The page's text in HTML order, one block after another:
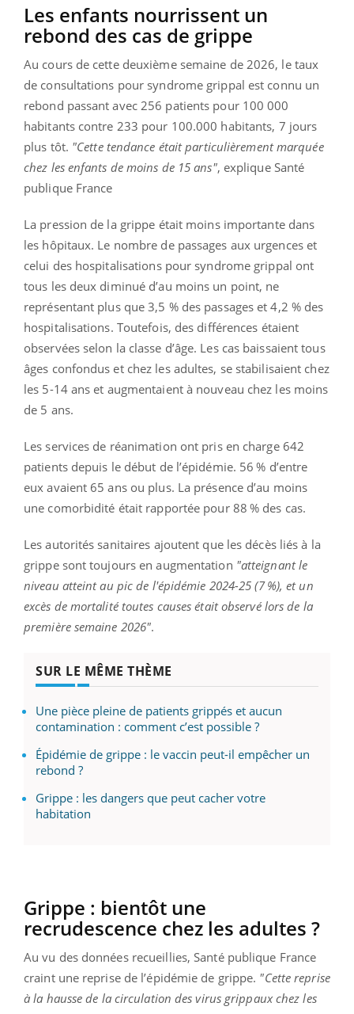
Les enfants nourrissent un
rebond des cas de grippe
Au cours de cette deuxième semaine de 2026, le taux
de consultations pour syndrome grippal est connu un
rebond passant avec 256 patients pour 100 000
habitants contre 233 pour 100.000 habitants, 7 jours
plus tôt. "Cette tendance était particulièrement marquée
chez les enfants de moins de 15 ans", explique Santé
publique France
La pression de la grippe était moins importante dans
les hôpitaux. Le nombre de passages aux urgences et
celui des hospitalisations pour syndrome grippal ont
tous les deux diminué d’au moins un point, ne
représentant plus que 3,5 % des passages et 4,2 % des
hospitalisations. Toutefois, des différences étaient
observées selon la classe d’âge. Les cas baissaient tous
âges confondus et chez les adultes, se stabilisaient chez
les 5-14 ans et augmentaient à nouveau chez les moins
de 5 ans.
Les services de réanimation ont pris en charge 642
patients depuis le début de l’épidémie. 56 % d’entre
eux avaient 65 ans ou plus. La présence d’au moins
une comorbidité était rapportée pour 88 % des cas.
Les autorités sanitaires ajoutent que les décès liés à la
grippe sont toujours en augmentation "atteignant le
niveau atteint au pic de l'épidémie 2024-25 (7 %), et un
excès de mortalité toutes causes était observé lors de la
première semaine 2026".
SUR LE MÊME THÈME
Une pièce pleine de patients grippés et aucun
contamination : comment c’est possible ?
Épidémie de grippe : le vaccin peut-il empêcher un
rebond ?
Grippe : les dangers que peut cacher votre
habitation
Grippe : bientôt une
recrudescence chez les adultes ?
Au vu des données recueillies, Santé publique France
craint une reprise de l’épidémie de grippe. "Cette reprise
à la hausse de la circulation des virus grippaux chez les